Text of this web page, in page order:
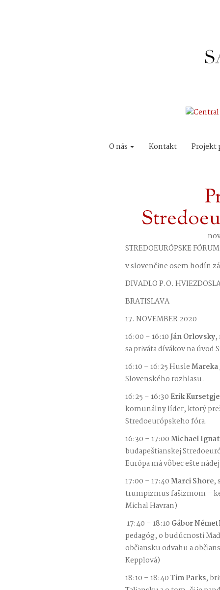
O nás Kontakt Projekt
STREDOEURÓPSKE FÓRUM
v slovenčine osem hodín
DIVADLO P.O.
BRATISLAVA
17. NOVEMBER 2020
16:00 – 16:10Ján Orlovsky,
sa priváta dívákov na úvod
16:10 – 16:25 HusleMareka
Slovenského rozhlasu.
16:25 – 16:30 Erik
komunálny líder, ktorý
Stredoeurópskeho fóra.
16:30 – 17:00Michael
budapeštianskej
Európa má vôbec ešte
17:00 – 17:40Marci Shore,
trumpizmus fašizmom –
Michal Havran)
17:40 – 18:10 Gábor
pedagóg, o budúcnosti
občiansku odvahu a
Kepplová)
18:10 – 18:40Tim Parks,